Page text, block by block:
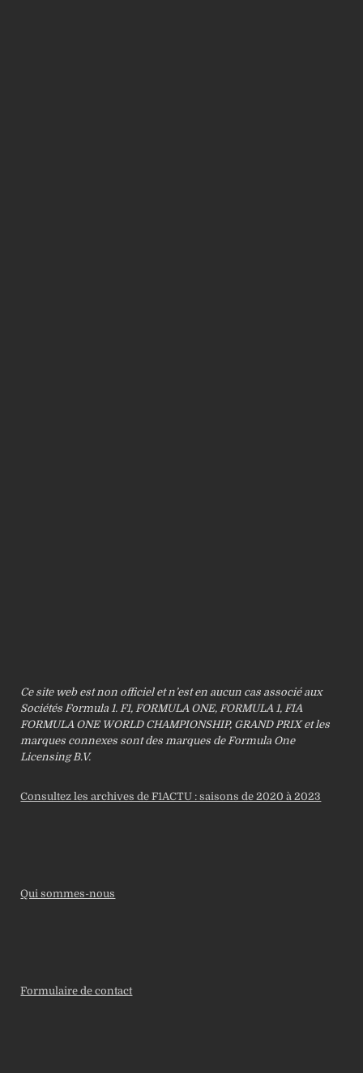
Ce site web est non officiel et n’est en aucun cas associé aux
Sociétés Formula 1. F1, FORMULA ONE, FORMULA 1, FIA
FORMULA ONE WORLD CHAMPIONSHIP, GRAND PRIX et les
marques connexes sont des marques de Formula One
Licensing B.V.
Consultez les archives de F1ACTU : saisons de 2020 à 2023
Qui sommes-nous
Formulaire de contact